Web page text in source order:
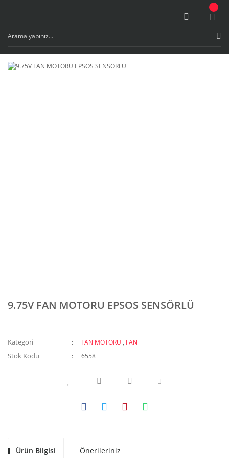
9.75V FAN MOTORU EPSOS SENSÖRLÜ
Kategori FAN MOTORU , FAN
Stok Kodu 6558
Ürün Bilgisi Önerileriniz